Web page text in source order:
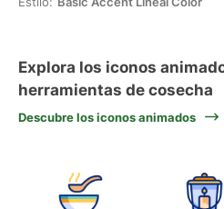
Explora los iconos
herramientas de cosecha
Descubre los iconos animados